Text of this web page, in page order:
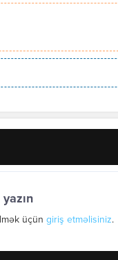
üçün giriş etməlisiniz.